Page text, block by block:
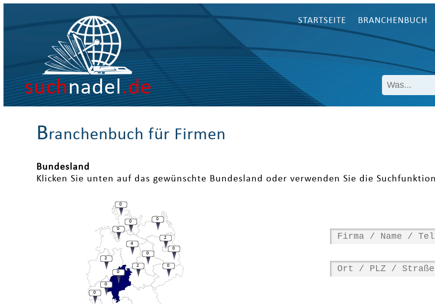
suchnadel.de
STARTSEITE BRANCHENBUCH
Branchenbuch für Firmen
Bundesland
Klicken Sie unten auf das gewünschte Bundesland oder verwenden Sie die
0
0
2
2
0
0
0
0
0
4
0
0
0
2